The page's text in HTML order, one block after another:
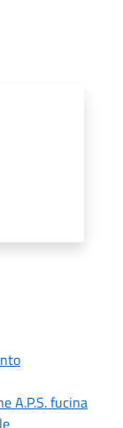
A.P.S. fucina